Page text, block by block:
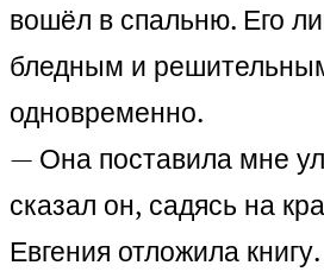
вошёл в спальню. Его
бледным и
одновременно.
— Она поставила мне
сказал он, садясь на
Евгения отложила книгу.